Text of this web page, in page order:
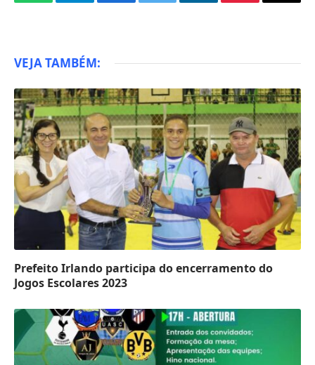
VEJA TAMBÉM:
Prefeito Irlando participa do encerramento do
Jogos Escolares 2023